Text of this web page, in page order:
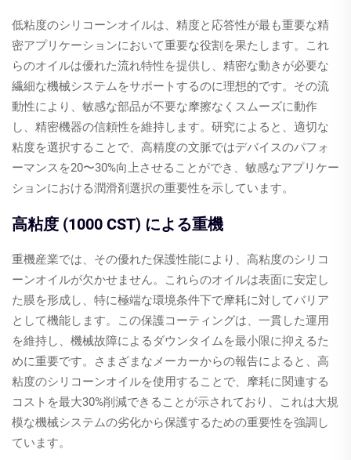
低粘度のシリコーンオイルは、精度と応答性が最も重要な精
密アプリケーションにおいて重要な役割を果たします。これ
らのオイルは優れた流れ特性を提供し、精密な動きが必要な
繊細な機械システムをサポートするのに理想的です。その流
動性により、敏感な部品が不要な摩擦なくスムーズに動作
し、精密機器の信頼性を維持します。研究によると、適切な
粘度を選択することで、高精度の文脈ではデバイスのパフォ
ーマンスを20〜30%向上させることができ、敏感なアプリケー
ションにおける潤滑剤選択の重要性を示しています。
高粘度 (1000 CST) による重機
重機産業では、その優れた保護性能により、高粘度のシリコ
ーンオイルが欠かせません。これらのオイルは表面に安定し
た膜を形成し、特に極端な環境条件下で摩耗に対してバリア
として機能します。この保護コーティングは、一貫した運用
を維持し、機械故障によるダウンタイムを最小限に抑えるた
めに重要です。さまざまなメーカーからの報告によると、高
粘度のシリコーンオイルを使用することで、摩耗に関連する
コストを最大30%削減できることが示されており、これは大規
模な機械システムの劣化から保護するための重要性を強調し
ています。